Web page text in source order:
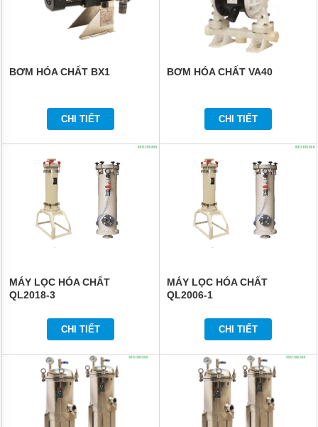
BƠM HÓA CHẤT BX1
CHI TIẾT
BƠM HÓA CHẤT VA40
CHI TIẾT
MÁY LỌC HÓA CHẤT
QL2018-3
CHI TIẾT
MÁY LỌC HÓA CHẤT
QL2006-1
CHI TIẾT